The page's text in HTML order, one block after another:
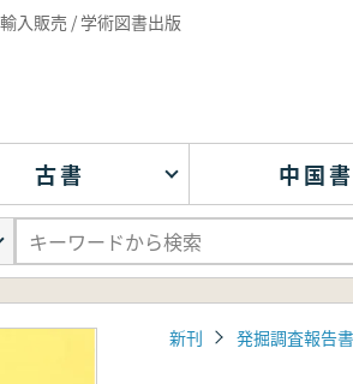
入販売 / 学術図書出版
古書 中国書
新刊 発掘調査報告書